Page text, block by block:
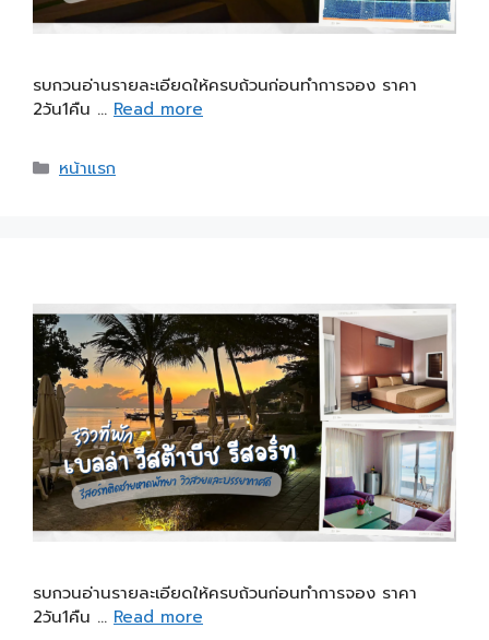
รบกวนอ่านรายละเอียดให้ครบถ้วนก่อนทำการจอง ราคา
2วัน1คืน … Read more
หน้าแรก
รบกวนอ่านรายละเอียดให้ครบถ้วนก่อนทำการจอง ราคา
2วัน1คืน … Read more